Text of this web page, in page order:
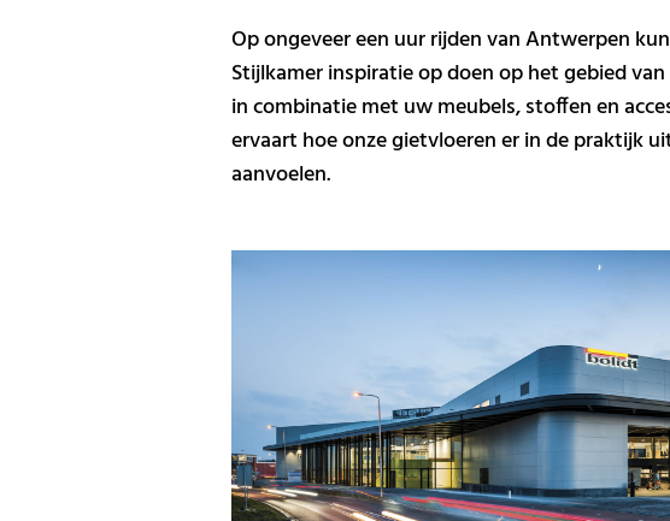
Op ongeveer een uur rijden van Antwerpen
Stijlkamer inspiratie op doen op het gebied
in combinatie met uw meubels, stoffen en
ervaart hoe onze gietvloeren er in de praktijk
aanvoelen.